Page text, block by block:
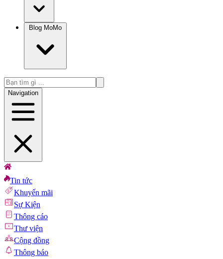
Blog MoMo
Navigation
Tin tức
Khuyến mãi
Sự Kiện
Thông cáo
Thư viện
Cộng đồng
Thông báo